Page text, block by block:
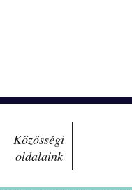
Közösségi
oldalaink